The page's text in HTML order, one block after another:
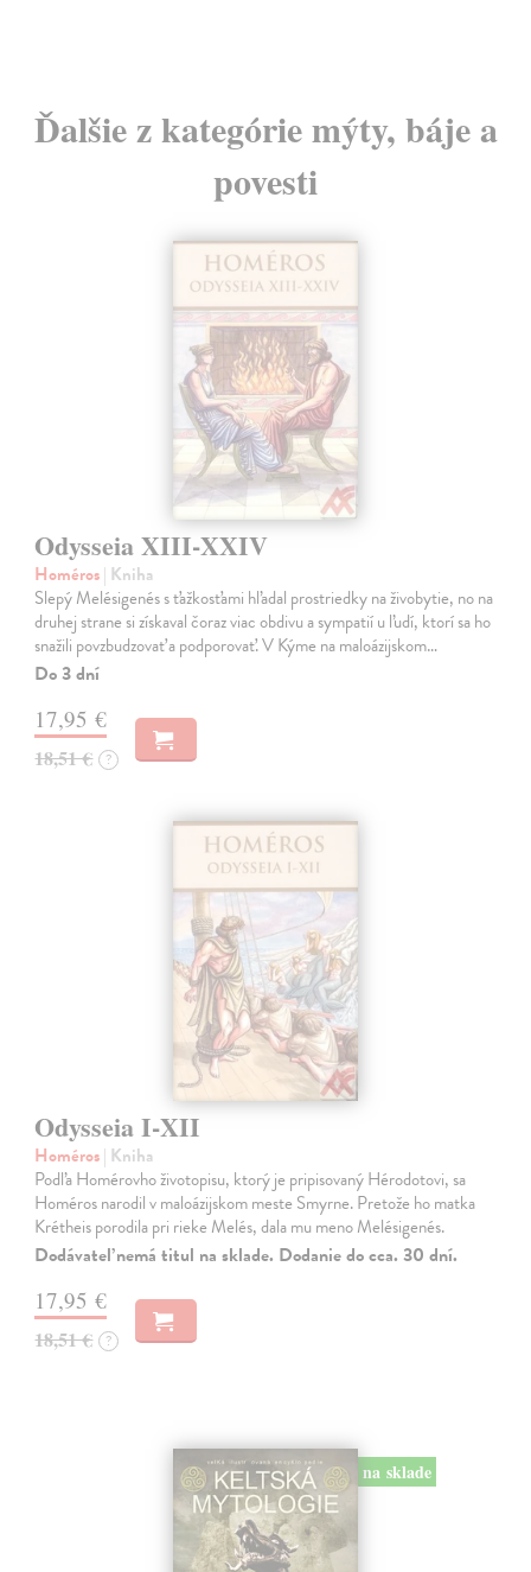
Ďalšie z kategórie mýty, báje a
povesti
Odysseia XIII-XXIV
Homéros| Kniha
Slepý Melésigenés s ťažkosťami hľadal prostriedky na živobytie, no na
druhej strane si získaval čoraz viac obdivu a sympatií u ľudí, ktorí sa ho
snažili povzbudzovať a podporovať. V Kýme na maloázijskom…
Do 3 dní
17,95 €
18,51 € ?
Odysseia I-XII
Homéros| Kniha
Podľa Homérovho životopisu, ktorý je pripisovaný Hérodotovi, sa
Homéros narodil v maloázijskom meste Smyrne. Pretože ho matka
Krétheis porodila pri rieke Melés, dala mu meno Melésigenés.
Dodávateľ nemá titul na sklade. Dodanie do cca. 30 dní.
17,95 €
18,51 € ?
na sklade